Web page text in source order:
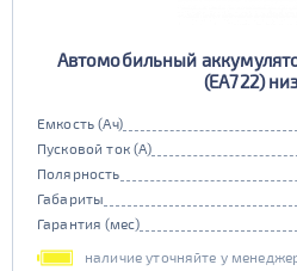
Автомобильный
(EA722)
Емкость (Ач)
Пусковой ток (А)
Полярность
Габариты
Гарантия (мес)
наличие уточняйте у